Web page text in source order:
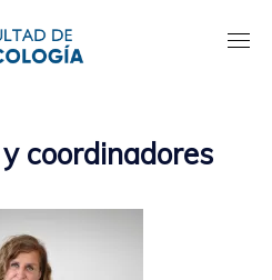
coordinadores